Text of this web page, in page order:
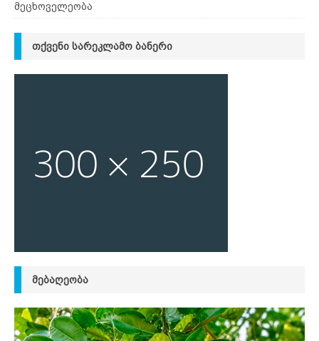
მეცხოველეობა
ᲗᲥᲕᲔᲜᲘ ᲡᲐᲠᲔᲙᲚᲐᲛᲝ ᲑᲐᲜᲔᲠᲘ
ᲛᲔᲑᲐᲦᲔᲝᲑᲐ